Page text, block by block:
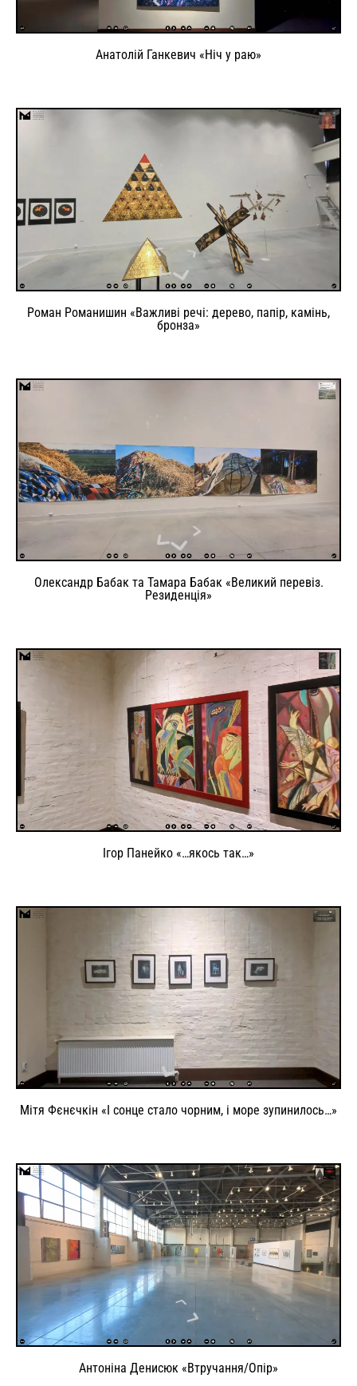
Анатолій Ганкевич «Ніч у раю»
Роман Романишин «Важливі речі: дерево, папір, камінь,
бронза»
Олександр Бабак та Тамара Бабак «Великий перевіз.
Резиденція»
Ігор Панейко «…якось так…»
Мітя Фєнєчкін «І сонце стало чорним, і море зупинилось…»
Антоніна Денисюк «Втручання/Опір»